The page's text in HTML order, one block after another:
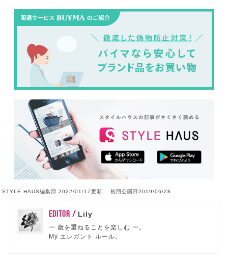
STYLE HAUS編集部 2022/01/17更新, 初回公開日2019/06/28
EDITOR / Lily
ー 歳を重ねることを楽しむ ー。
My エレガント ルール。